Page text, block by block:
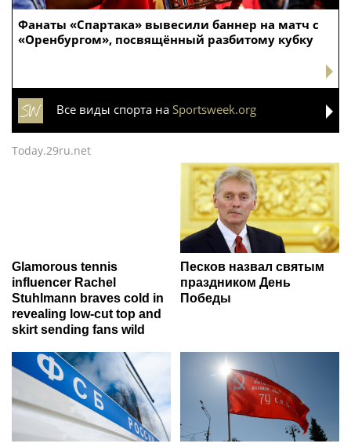
Фанаты «Спартака» вывесили баннер на матч с
«Оренбургом», посвящённый разбитому кубку
Все виды спорта на Sportsweek.org
Today.29ru.net
Glamorous tennis
influencer Rachel
Stuhlmann braves cold in
revealing low-cut top and
skirt sending fans wild
Песков назвал святым
праздником День
Победы